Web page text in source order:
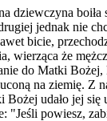
dziewczyna boiła
jednak nie
bicie,
wierząca że
do Matki Bożej,
na ziemię. Z
udało jej się
"Jeśli powiesz,